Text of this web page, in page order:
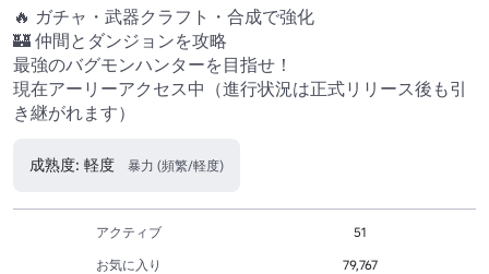
🔥 ガチャ・武器クラフト・合成で強化
🏰 仲間とダンジョンを攻略
最強のバグモンハンターを目指せ！
現在アーリーアクセス中（進行状況は正式リリース後も引
き継がれます）
成熟度: 軽度 暴力 (頻繁/軽度)
アクティブ
51
お気に入り
79,767